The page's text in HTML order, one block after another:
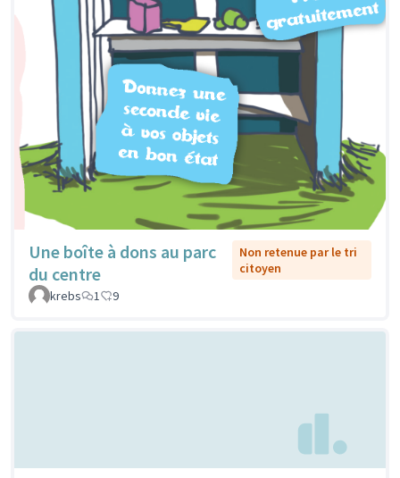
Une boîte à dons au parc
du centre
Non retenue par le tri
citoyen
krebs
1 9